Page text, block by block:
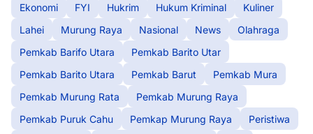
Ekonomi
FYI Hukrim Hukum Kriminal
Kuliner
Lahei
Murung Raya Nasional News
Olahraga
Pemkab Barifo Utara
Pemkab Barito Utar
Pemkab Barito Utara
Pemkab Barut
Pemkab Mura
Pemkab Murung Rata
Pemkab Murung Raya
Pemkab Puruk Cahu
Pemkap Murung Raya
Peristiwa